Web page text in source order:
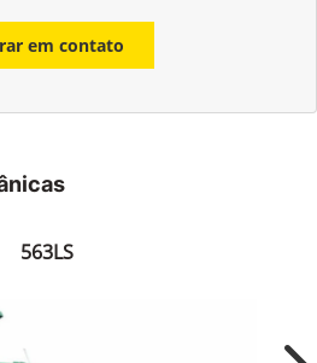
em contato
563LS